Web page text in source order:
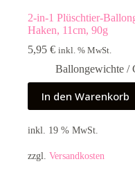
2-in-1 Plüschtier-
Haken, 11cm, 90g
5,95 € inkl. % MwSt.
Ballongewichte /
In den Warenkorb
inkl. 19 % MwSt.
zzgl. Versandkosten